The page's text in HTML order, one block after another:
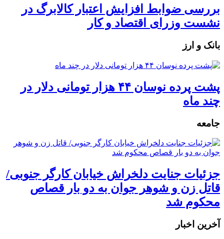
بررسی ضوابط افزایش اعتبار کالابرگ در
نشست وزرای اقتصاد و کار
بانک و ارز
پشت پرده نوسان ۴۴ هزار تومانی دلار در
چند ماه
جامعه
جزئیات جنایت دلخراش خیابان کارگر جنوبی/
قاتل زن و شوهر جوان به دو بار قصاص
محکوم شد
آخرین اخبار